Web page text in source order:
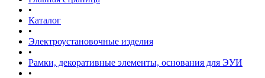
•
Каталог
•
Электроустановочные изделия
•
Рамки, декоративные элементы, основания для ЭУИ
•